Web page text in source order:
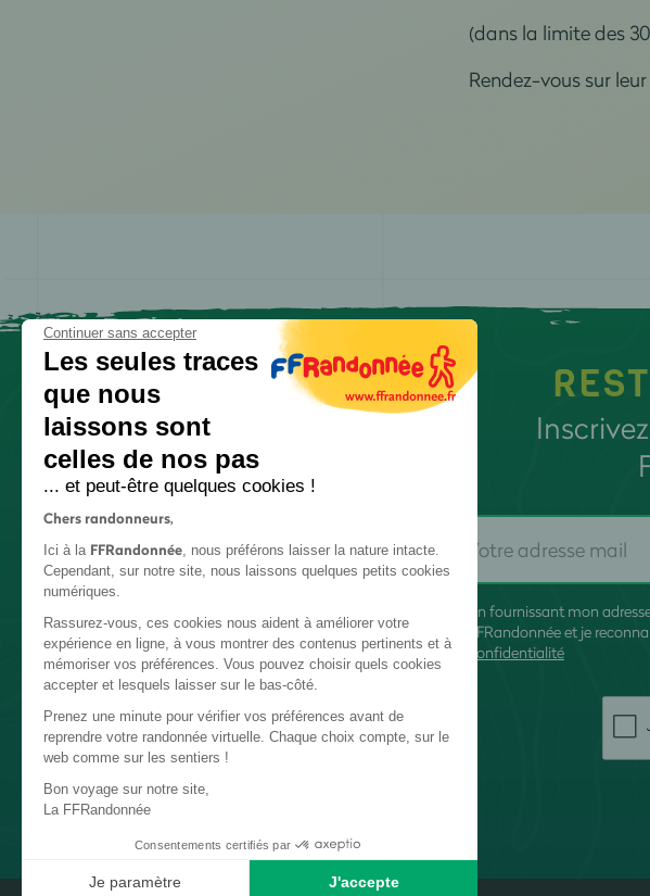
(dans la limite des
Rendez-vous sur leur
En fournissant mon
FFRandonnée et je
confidentialité
Continuer sans accepter
Les seules traces
que nous
laissons sont
celles de nos pas
... et peut-être quelques cookies !
Chers randonneurs,
Ici à la FFRandonnée, nous préférons laisser la nature intacte.
Cependant, sur notre site, nous laissons quelques petits cookies
numériques.
Rassurez-vous, ces cookies nous aident à améliorer votre
expérience en ligne, à vous montrer des contenus pertinents et à
mémoriser vos préférences. Vous pouvez choisir quels cookies
accepter et lesquels laisser sur le bas-côté.
Prenez une minute pour vérifier vos préférences avant de
reprendre votre randonnée virtuelle. Chaque choix compte, sur le
web comme sur les sentiers !
Bon voyage sur notre site,
La FFRandonnée
Consentements certifiés par
Je paramètre J'accepte